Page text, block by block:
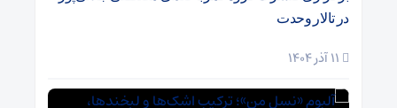
در تالار وحدت